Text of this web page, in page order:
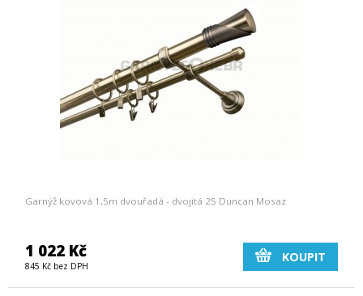
Garnýž kovová 1,5m dvouřadá - dvojitá 25 Duncan Mosaz
1 022 Kč
845 Kč bez DPH
KOUPIT